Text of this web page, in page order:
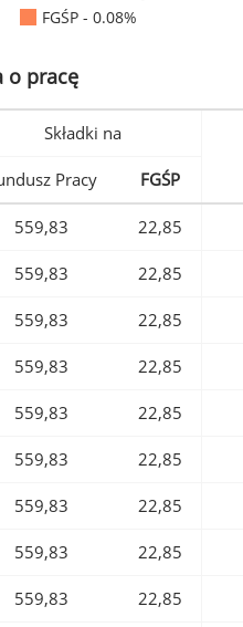
FGŚP - 0.08%
o pracę
Składki na
Pracy FGŚP
559,83 22,85
559,83 22,85
559,83 22,85
559,83 22,85
559,83 22,85
559,83 22,85
559,83 22,85
559,83 22,85
559,83 22,85